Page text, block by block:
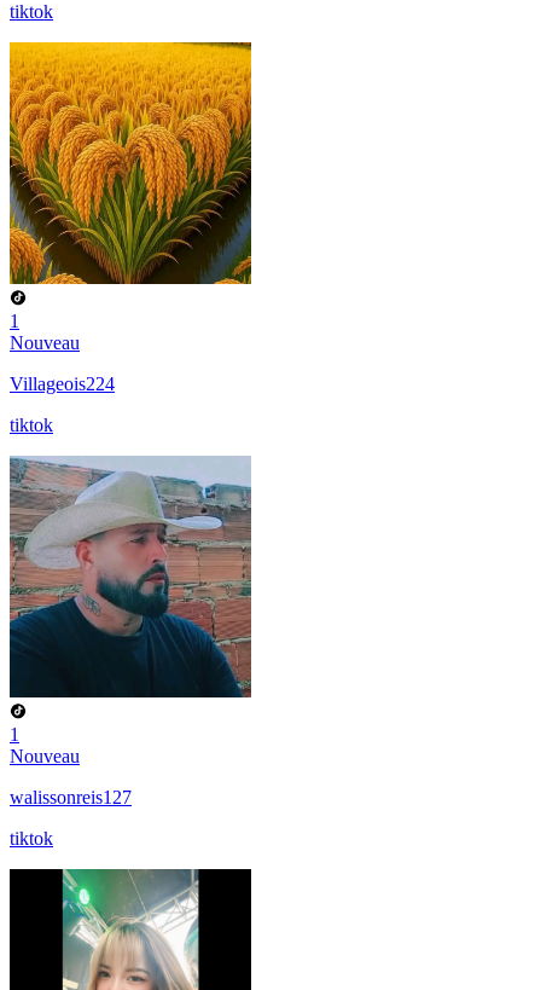
tiktok
1
Nouveau
Villageois224
tiktok
1
Nouveau
walissonreis127
tiktok